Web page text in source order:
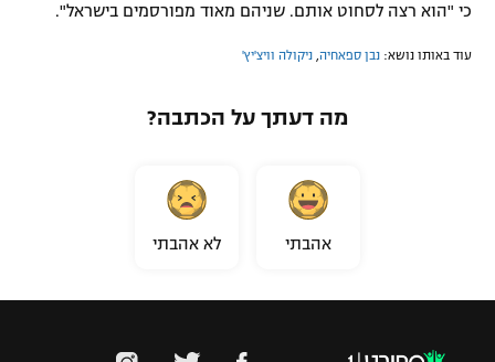
כי "הוא רצה לסחוט אותם. שניהם מאוד מפורסמים בישראל".
עוד באותו נושא: נבן ספאחיה, ניקולה וויצ'יץ'
מה דעתך על הכתבה?
אהבתי לא אהבתי